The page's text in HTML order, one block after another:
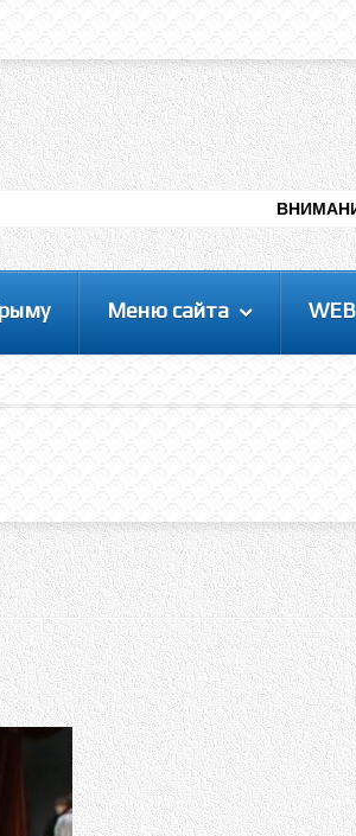
Здравствуйте уважаемый
пользоваться данной панелью
управления, вам необходимо
авторизоваться на сайте под
логином, либо пройти
ВНИМАНИЕ:
Меню сайта